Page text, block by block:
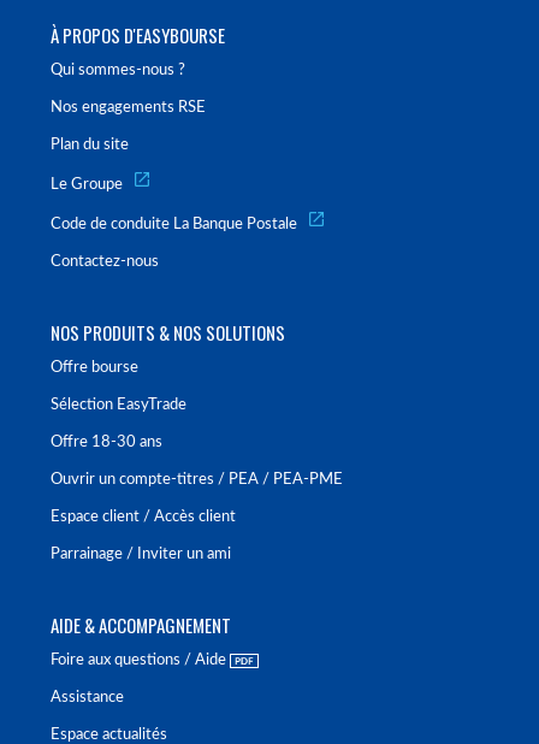
À PROPOS D'EASYBOURSE
Qui sommes-nous ?
Nos engagements RSE
Plan du site
Le Groupe
Code de conduite La Banque Postale
Contactez-nous
NOS PRODUITS & NOS SOLUTIONS
Offre bourse
Sélection EasyTrade
Offre 18-30 ans
Ouvrir un compte-titres / PEA / PEA-PME
Espace client / Accès client
Parrainage / Inviter un ami
AIDE & ACCOMPAGNEMENT
Foire aux questions / Aide
Assistance
Espace actualités